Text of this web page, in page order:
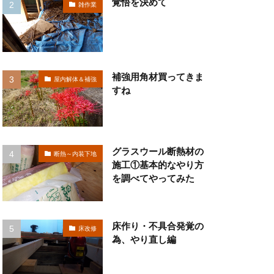
雑作業 覚悟を決めて
屋内解体＆補強
補強用角材買ってきま
すね
断熱～内装下地
グラスウール断熱材の
施工①基本的なやり方
を調べてやってみた
床改修
床作り・不具合発覚の
為、やり直し編